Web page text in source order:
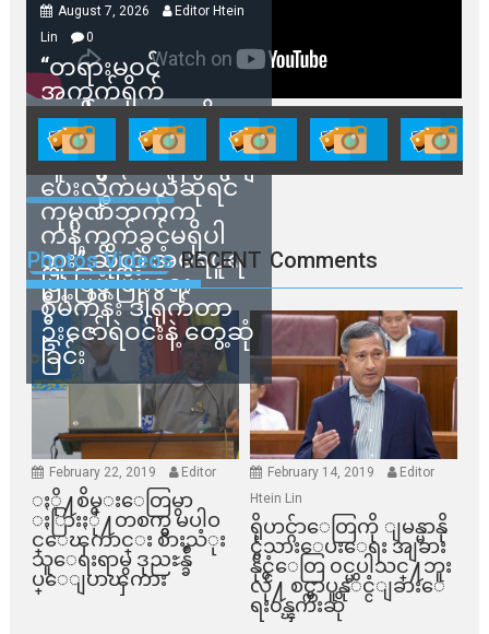
August 7, 2026
Editor Htein
Lin
0
“တရားမဝင်
အကွက်ရိုက်
ရောင်းချမှုတွေကို
သက်ဆိုင်ရာတာဝန်ရှိ
သူတွေက ဂရန်တွေချ
ပေးလိုက်မယ်ဆိုရင်
ကုမ္ပဏီဘက်က
ကန့်ကွက်ခွင့်မရှိပါ
ဘူး” ဆိုတဲ့ အမရပူရ
မြို့ပြဖွံ့ဖြိုးရေး
စီမံကိန်း ဒါရိုက်တာ
ဦးဇော်ရဲဝင်းနဲ့ တွေ့ဆုံ
ခြင်း
Photos Videos RECENT Comments
February 22, 2019 Editor
ႏို႔စိမ္းေတြမွာ
ႏြားႏို႔တစက္မွ မပါဝ
င္ေၾကာင္း စားသံုး
သူေရးရာမွ ဒုညႊန္ခ်ဳ
ပ္ေျပာၾကား
February 14, 2019
Editor
Htein Lin
ရိုဟင္ဂ်ာေတြကို ျမန္မာနို
င္ငံသားေပးေရး အျခား
နိုင္ငံေတြ ၀င္မပါသင္႔ဘူး
လို႔ စင္ကာပူနုိင္ငံျခားေ
ရး၀န္ၾကီးဆို